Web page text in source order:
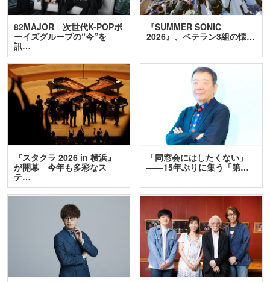
82MAJOR 次世代K-POPボ
ーイズグループの“今”を
訊…
『SUMMER SONIC
2026』、ベテラン3組の懐…
『スタクラ 2026 in 横浜』
が開幕 今年も多彩なス
テ…
「同窓会にはしたくない」
――15年ぶりに集う「第…